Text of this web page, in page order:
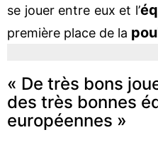
se jouer entre eux et l’
première place de la
« De très bons
des très bonnes
européennes »